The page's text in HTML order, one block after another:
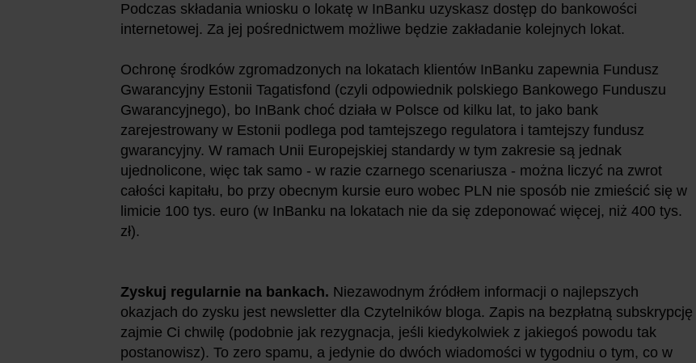
Podczas składania wniosku o lokatę w InBanku uzyskasz dostęp do bankowości
internetowej. Za jej pośrednictwem możliwe będzie zakładanie kolejnych lokat.
Ochronę środków zgromadzonych na lokatach klientów InBanku zapewnia Fundusz
Gwarancyjny Estonii Tagatisfond (czyli odpowiednik polskiego Bankowego Funduszu
Gwarancyjnego), bo InBank choć działa w Polsce od kilku lat, to jako bank
zarejestrowany w Estonii podlega pod tamtejszego regulatora i tamtejszy fundusz
gwarancyjny. W ramach Unii Europejskiej standardy w tym zakresie są jednak
ujednolicone, więc tak samo - w razie czarnego scenariusza - można liczyć na zwrot
całości kapitału, bo przy obecnym kursie euro wobec PLN nie sposób nie zmieścić się w
limicie 100 tys. euro (w InBanku na lokatach nie da się zdeponować więcej, niż 400 tys.
zł).
Zyskuj regularnie na bankach. Niezawodnym źródłem informacji o najlepszych
okazjach do zysku jest newsletter dla Czytelników bloga. Zapis na bezpłatną subskrypcję
zajmie Ci chwilę (podobnie jak rezygnacja, jeśli kiedykolwiek z jakiegoś powodu tak
postanowisz). To zero spamu, a jedynie do dwóch wiadomości w tygodniu o tym, co w